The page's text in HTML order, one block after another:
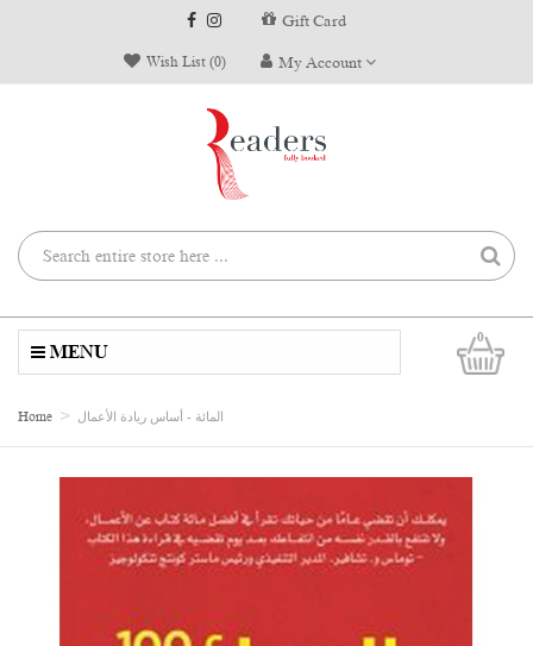
Gift Card
Wish List (0) My Account
0
MENU
Home المائة - أساس ريادة الأعمال